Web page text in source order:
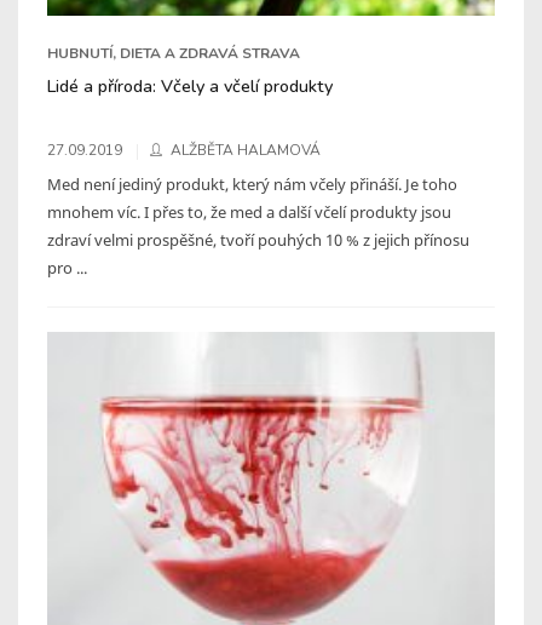
HUBNUTÍ, DIETA A ZDRAVÁ STRAVA
Lidé a příroda: Včely a včelí produkty
27.09.2019 ALŽBĚTA HALAMOVÁ
Med není jediný produkt, který nám včely přináší. Je toho
mnohem víc. I přes to, že med a další včelí produkty jsou
zdraví velmi prospěšné, tvoří pouhých 10 % z jejich přínosu
pro ...